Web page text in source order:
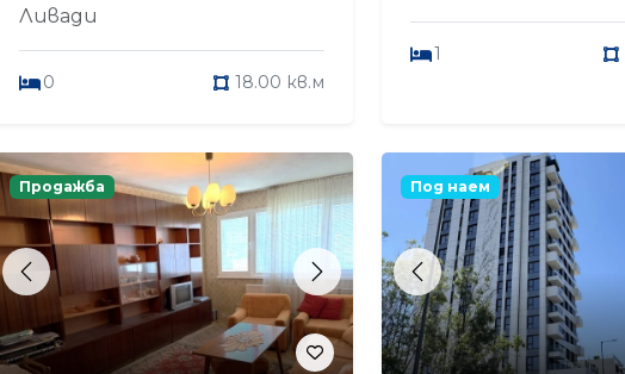
Ливади
0 18.00 кв.м
1
Previous Next
Продажба
Previous
Под наем